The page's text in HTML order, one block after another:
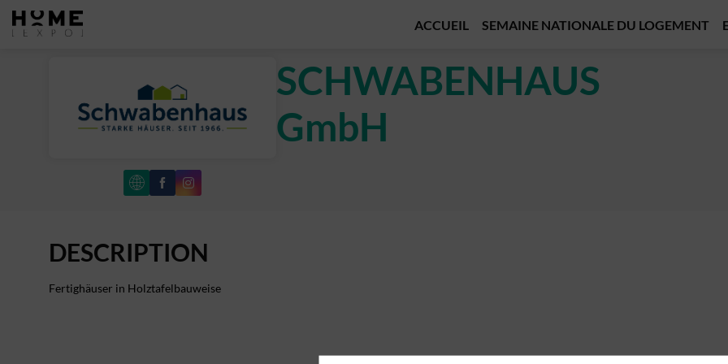
ACCUEIL SEMAINE NATIONALE DU LOGEMENT
SCHWABENHAUS
GmbH
DESCRIPTION
Fertighäuser in Holztafelbauweise